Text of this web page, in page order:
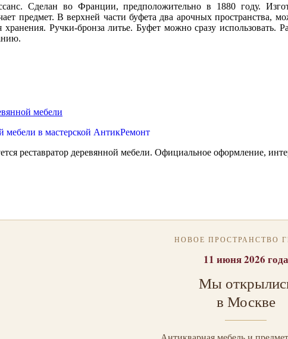
Сделан во Франции, предположительно в 1880 году.
предмет. В верхней части буфета два арочных
Ручки-бронза литье. Буфет можно сразу использовать.
мебели
реставратор деревянной мебели. Официальное оформление,
НОВОЕ ПРОСТРАНСТВО
11 июня 2026 года
Мы
в Москве